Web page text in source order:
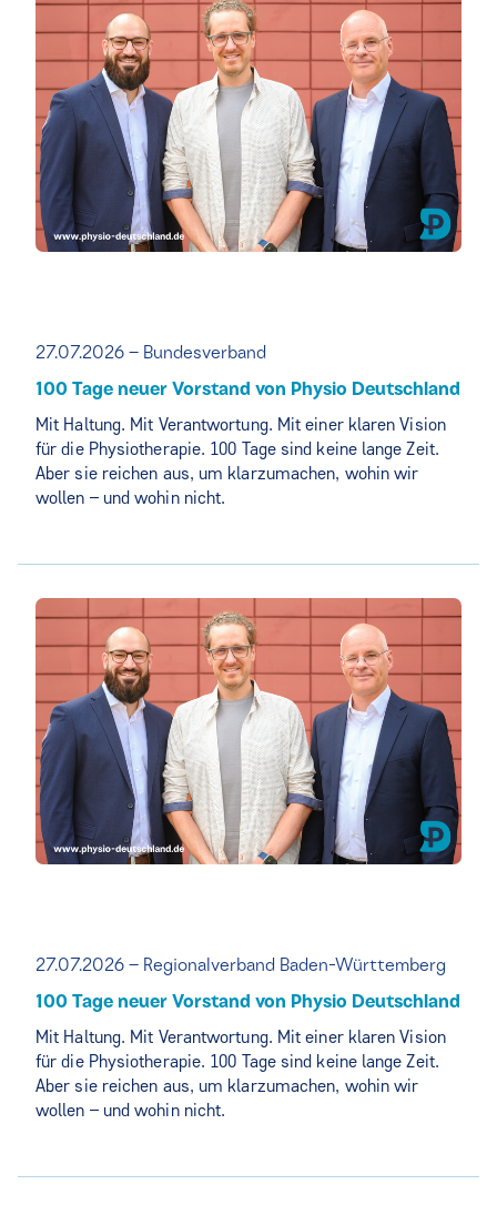
27.07.2026 – Bundesverband
100 Tage neuer Vorstand von Physio Deutschland
Mit Haltung. Mit Verantwortung. Mit einer klaren Vision
für die Physiotherapie. 100 Tage sind keine lange Zeit.
Aber sie reichen aus, um klarzumachen, wohin wir
wollen – und wohin nicht.
27.07.2026 – Regionalverband Baden-Württemberg
100 Tage neuer Vorstand von Physio Deutschland
Mit Haltung. Mit Verantwortung. Mit einer klaren Vision
für die Physiotherapie. 100 Tage sind keine lange Zeit.
Aber sie reichen aus, um klarzumachen, wohin wir
wollen – und wohin nicht.